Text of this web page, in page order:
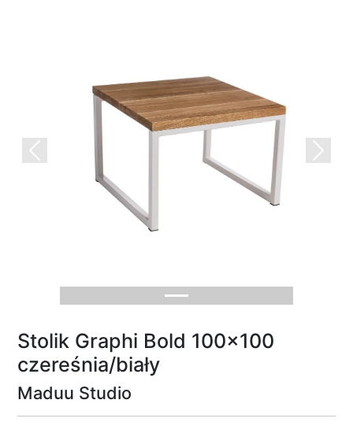
Previous Next
Stolik Graphi Bold 100x100
czereśnia/biały
Maduu Studio